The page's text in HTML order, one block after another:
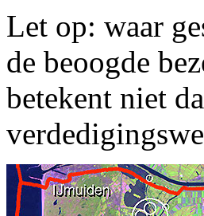
Let op: waar
de beoogde
betekent niet